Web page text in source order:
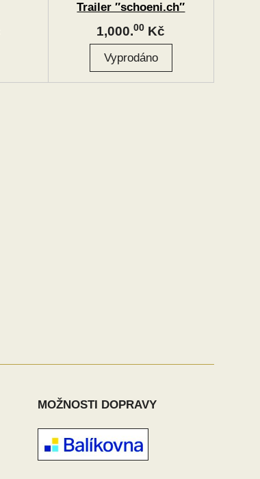
Trailer ″schoeni.ch″
1,000.00 Kč
MOŽNOSTI DOPRAVY